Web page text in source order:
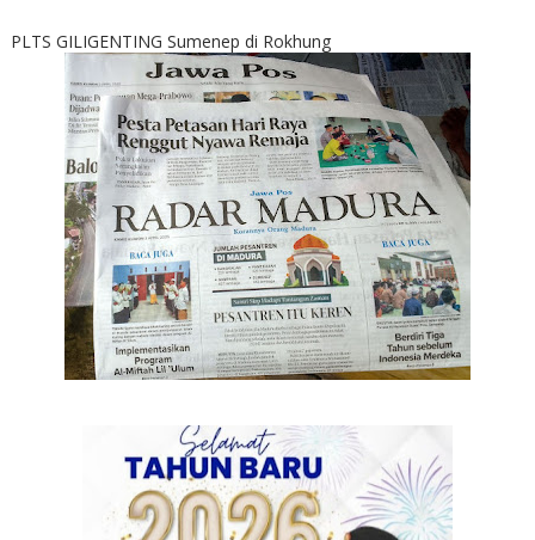
PLTS GILIGENTING Sumenep di Rokhung